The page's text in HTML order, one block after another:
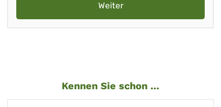
Weiter
Kennen Sie schon ...